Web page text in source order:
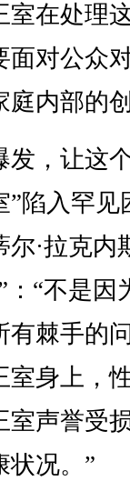
室在处理
面对公众
庭内部的
，让这
”陷入罕见
·拉克内
：“不是因
有棘手的
室身上，
室声誉受
状况。”